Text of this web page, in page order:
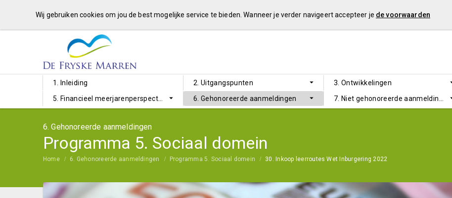
Wij gebruiken cookies om jou de best mogelijke service te bieden. Wanneer je verder navigeert accepteer je de voorwaarden
1. Inleiding 2. Uitgangspunten 3. Ontwikkelingen
5. Financieel meerjarenperspectief
6. Gehonoreerde aanmeldingen 7. Niet gehonoreerde aanmeldingen
6. Gehonoreerde aanmeldingen
Programma 5. Sociaal domein
Home 6. Gehonoreerde aanmeldingen Programma 5. Sociaal domein 30. Inkoop leerroutes Wet Inburgering 2022